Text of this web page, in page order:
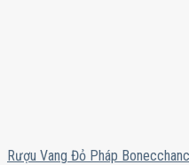
Rượu Vang Đỏ Pháp